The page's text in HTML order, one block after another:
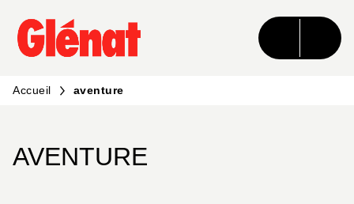
MENU RECHERCHE CONTENU
PIED DE PAGE
Accueil aventure
AVENTURE